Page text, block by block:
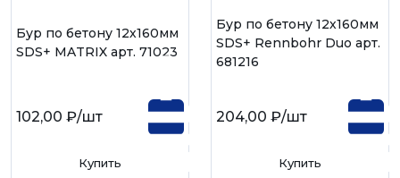
Бур по бетону 12х160мм
SDS+ MATRIX арт. 71023
102,00 ₽/шт
Купить
Бур по бетону 12х160мм
SDS+ Rennbohr Duo арт.
681216
204,00 ₽/шт
Купить